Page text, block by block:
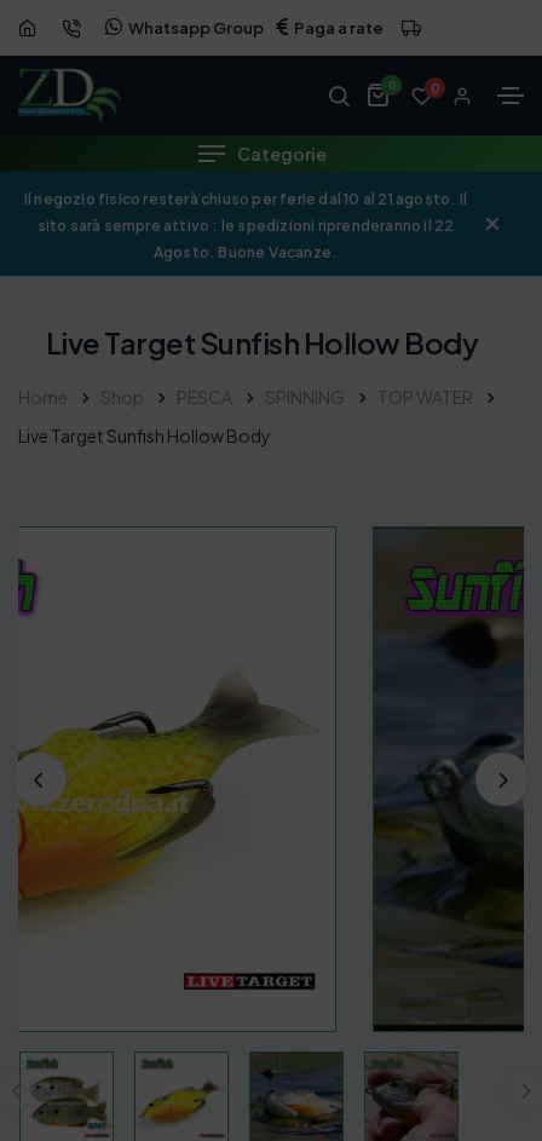
Whatsapp Group Paga a rate
0 0
Categorie
Il negozio fisico resterà chiuso per ferie dal 10 al 21 agosto. Il
sito sarà sempre attivo : le spedizioni riprenderanno il 22
Agosto. Buone Vacanze.
Live Target Sunfish Hollow Body
Home Shop PESCA SPINNING
TOP WATER
Live Target Sunfish Hollow Body